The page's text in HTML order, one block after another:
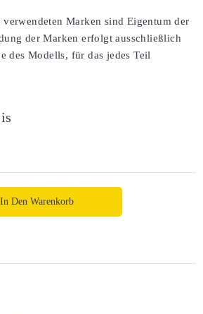
Marken sind Eigentum der
der Marken erfolgt ausschließlich
des Modells, für das jedes Teil
In Den Warenkorb